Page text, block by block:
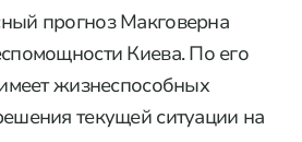
прогноз Макговерна
Киева. По его
жизнеспособных
текущей ситуации на